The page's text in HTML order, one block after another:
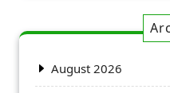
August 2026